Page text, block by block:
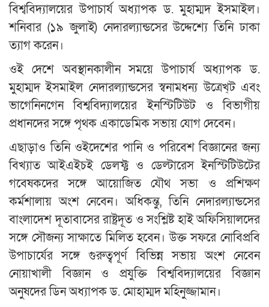
বিশ্ববিদ্যালয়ের উপাচার্য অধ্যাপক ড. মুহাম্মদ ইসমাইল।
শনিবার (১৯ জুলাই) নেদারল্যান্ডসের উদ্দেশ্যে তিনি ঢাকা
ত্যাগ করেন।
ওই দেশে অবস্থানকালীন সময়ে উপাচার্য অধ্যাপক ড.
মুহাম্মদ ইসমাইল নেদারল্যান্ডসের স্বনামধন্য উত্রেখ্ট এবং
ভাগেনিনগেন বিশ্ববিদ্যালয়ের ইনস্টিটিউট ও বিভাগীয়
প্রধানদের সঙ্গে পৃথক একাডেমিক সভায় যোগ দেবেন।
এছাড়াও তিনি ওইদেশের পানি ও পরিবেশ বিজ্ঞানের জন্য
বিখ্যাত আইএইচই ডেলফ্ট ও ডেল্টারেস ইনস্টিটিউটের
গবেষকদের সঙ্গে আয়োজিত যৌথ সভা ও প্রশিক্ষণ
কর্মশালায় অংশ নেবেন। অধিকন্তু, তিনি নেদারল্যান্ডসের
বাংলাদেশ দূতাবাসের রাষ্ট্রদূত ও সংশ্লিষ্ট হাই অফিসিয়ালদের
সঙ্গে সৌজন্য সাক্ষাতে মিলিত হবেন। উক্ত সফরে নোবিপ্রবি
উপাচার্যের সঙ্গে গুরুত্বপূর্ণ বিভিন্ন সভায় অংশ নেবেন
নোয়াখালী বিজ্ঞান ও প্রযুক্তি বিশ্ববিদ্যালয়ের বিজ্ঞান
অনুষদের ডিন অধ্যাপক ড. মোহাম্মদ মহিনুজ্জামান।